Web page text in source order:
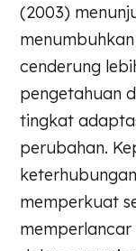
(2003)
cenderung
pengetahuan
tingkat
perubahan.
memperkuat